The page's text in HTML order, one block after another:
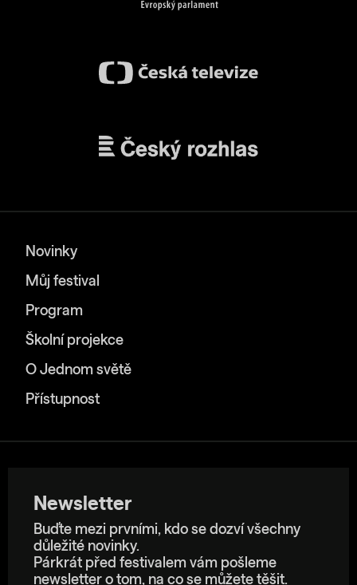
Novinky
Můj festival
Program
Školní projekce
O Jednom světě
Přístupnost
Newsletter
Buďte mezi prvními, kdo se dozví všechny
důležité novinky.
Párkrát před festivalem vám pošleme
newsletter o tom, na co se můžete těšit.